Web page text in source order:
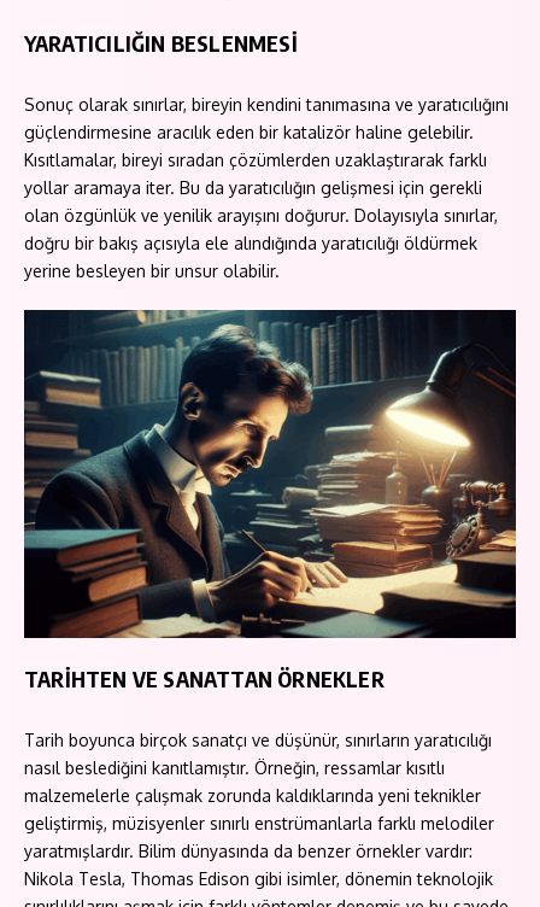
YARATICILIĞIN BESLENMESİ
Sonuç olarak sınırlar, bireyin kendini tanımasına ve yaratıcılığını
güçlendirmesine aracılık eden bir katalizör haline gelebilir.
Kısıtlamalar, bireyi sıradan çözümlerden uzaklaştırarak farklı
yollar aramaya iter. Bu da yaratıcılığın gelişmesi için gerekli
olan özgünlük ve yenilik arayışını doğurur. Dolayısıyla sınırlar,
doğru bir bakış açısıyla ele alındığında yaratıcılığı öldürmek
yerine besleyen bir unsur olabilir.
TARİHTEN VE SANATTAN ÖRNEKLER
Tarih boyunca birçok sanatçı ve düşünür, sınırların yaratıcılığı
nasıl beslediğini kanıtlamıştır. Örneğin, ressamlar kısıtlı
malzemelerle çalışmak zorunda kaldıklarında yeni teknikler
geliştirmiş, müzisyenler sınırlı enstrümanlarla farklı melodiler
yaratmışlardır. Bilim dünyasında da benzer örnekler vardır:
Nikola Tesla, Thomas Edison gibi isimler, dönemin teknolojik